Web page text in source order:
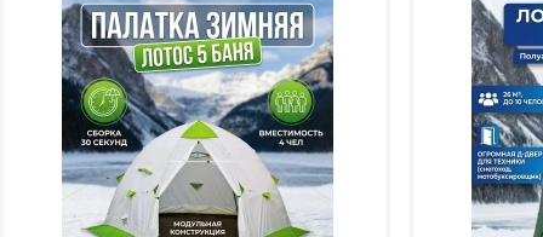
Доставка:БЕСПЛАТНО, 1-2 дня
Доставка: